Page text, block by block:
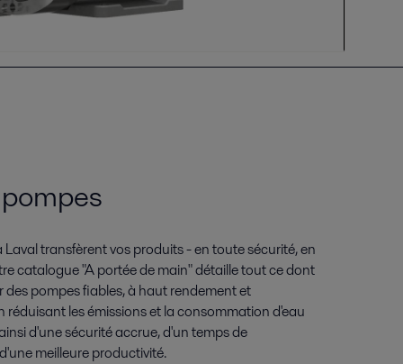
transfèrent vos produits - en toute sécurité, en
catalogue "A portée de main" détaille tout ce dont
des pompes fiables, à haut rendement et
réduisant les émissions et la consommation d'eau
d'une sécurité accrue, d'un temps de
meilleure productivité.